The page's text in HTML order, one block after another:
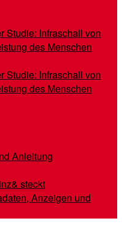
Studie: Infraschall von
des Menschen
Studie: Infraschall von
des Menschen
Anleitung
steckt
Anzeigen und